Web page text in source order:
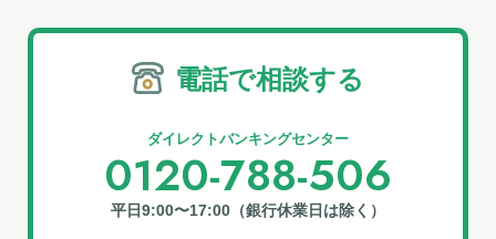
電話で相談する
ダイレクトバンキングセンター
0120-788-506
平日9:00〜17:00（銀行休業日は除く）